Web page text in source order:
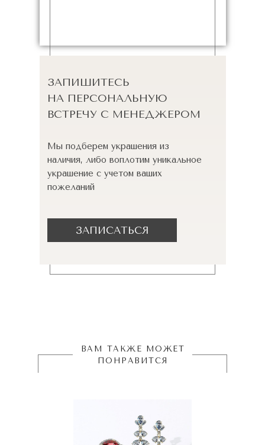
ЗАПИШИТЕСЬ
НА ПЕРСОНАЛЬНУЮ
ВСТРЕЧУ С МЕНЕДЖЕРОМ
Мы подберем украшения из
наличия, либо воплотим уникальное
украшение с учетом ваших
пожеланий
ЗАПИСАТЬСЯ
ВАМ ТАКЖЕ МОЖЕТ
ПОНРАВИТСЯ